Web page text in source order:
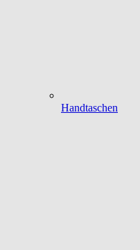
Handtaschen